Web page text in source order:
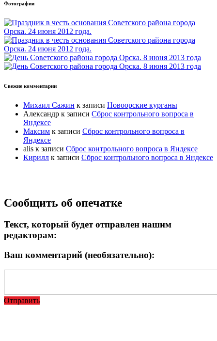
Фотографии
Свежие комментарии
Михаил Сажин к записи Новоорские курганы
Александр к записи Сброс контрольного вопроса в
Яндексе
Максим к записи Сброс контрольного вопроса в
Яндексе
alis к записи Сброс контрольного вопроса в Яндексе
Кирилл к записи Сброс контрольного вопроса в Яндексе
Прокрутка
вверх
Сообщить об опечатке
Текст, который будет отправлен нашим
редакторам:
Ваш комментарий (необязательно):
Отправить